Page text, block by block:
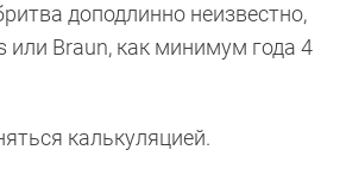
доподлинно неизвестно,
или Braun, как минимум года 4
калькуляцией.